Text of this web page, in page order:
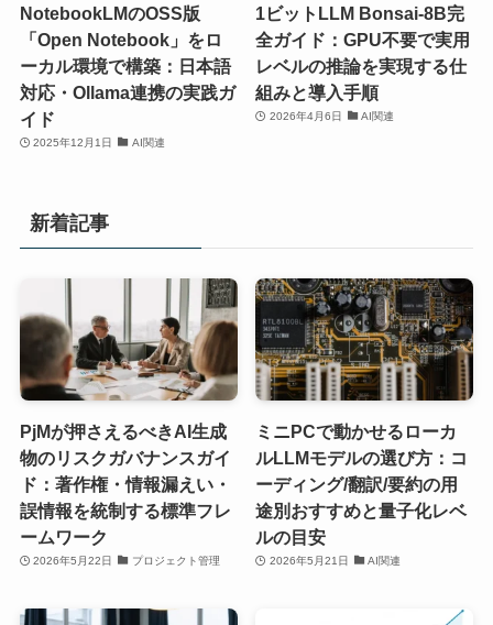
NotebookLMのOSS版
「Open Notebook」をロ
ーカル環境で構築：日本語
対応・Ollama連携の実践ガ
イド
2025年12月1日 AI関連
1ビットLLM Bonsai-8B完
全ガイド：GPU不要で実用
レベルの推論を実現する仕
組みと導入手順
2026年4月6日 AI関連
新着記事
PjMが押さえるべきAI生成
物のリスクガバナンスガイ
ド：著作権・情報漏えい・
誤情報を統制する標準フレ
ームワーク
2026年5月22日 プロジェクト管理
ミニPCで動かせるローカ
ルLLMモデルの選び方：コ
ーディング/翻訳/要約の用
途別おすすめと量子化レベ
ルの目安
2026年5月21日 AI関連